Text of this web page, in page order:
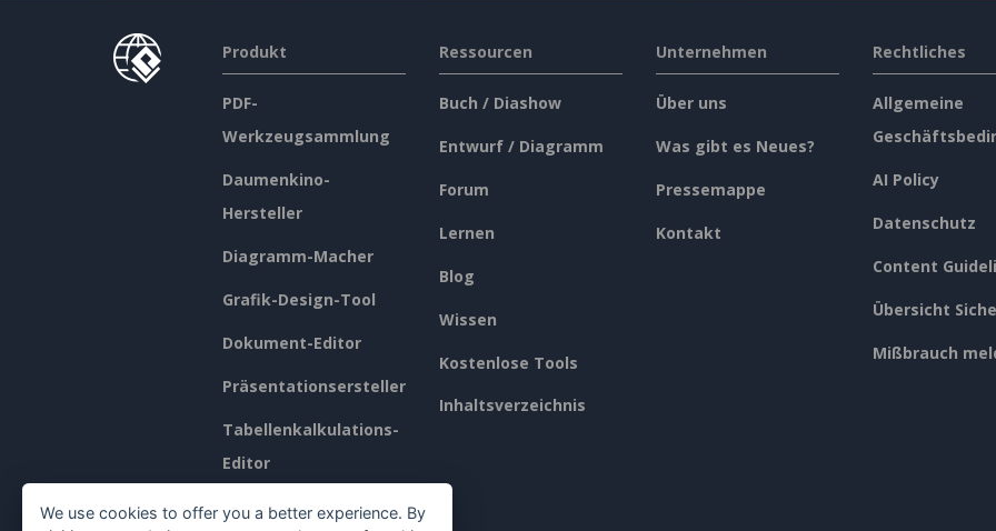
Produkt
PDF-
Werkzeugsammlung
Daumenkino-
Hersteller
Diagramm-Macher
Grafik-Design-Tool
Dokument-Editor
Präsentationsersteller
Tabellenkalkulations-
Editor
Preisgestaltung
Ressourcen
Buch / Diashow
Entwurf / Diagramm
Forum
Lernen
Blog
Wissen
Kostenlose Tools
Inhaltsverzeichnis
Unternehmen
Über uns
Was gibt es Neues?
Pressemappe
Kontakt
Rechtliches
Allgemeine
AI Policy
Datenschutz
Content
Übersicht
Mißbrauch
We use cookies to offer you a better experience. By